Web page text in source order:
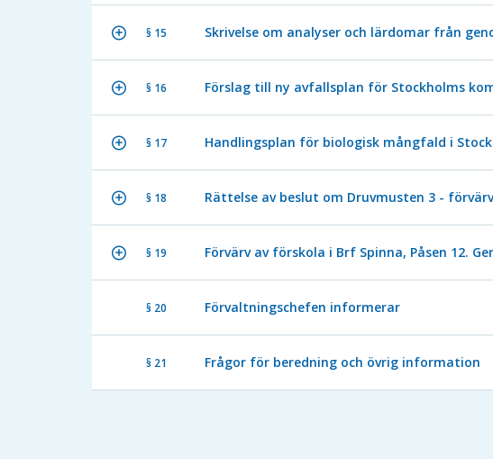
§ 15 Skrivelse om analyser och lärdomar från
§ 16 Förslag till ny avfallsplan för Stockholms
§ 17 Handlingsplan för biologisk mångfald i
§ 18 Rättelse av beslut om Druvmusten 3 -
§ 19 Förvärv av förskola i Brf Spinna, Påsen 12.
§ 20 Förvaltningschefen informerar
§ 21 Frågor för beredning och övrig information